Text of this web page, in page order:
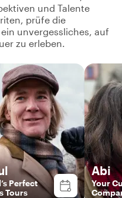
und Talente
prüfe die
unvergessliches, auf
zu erleben.
Perfect
Tours
Abi
Your